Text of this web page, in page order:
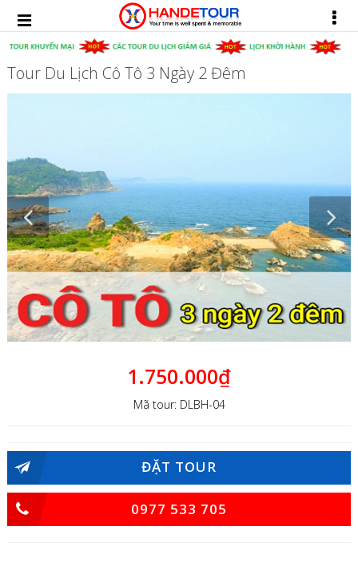
Tour Du Lịch Cô Tô 3 Ngày 2 Đêm
1.750.000₫
Mã tour: DLBH-04
ĐẶT TOUR
0977 533 705